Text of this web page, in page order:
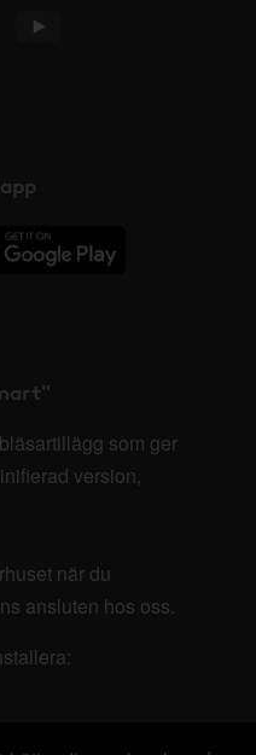
som ger
version,
när du
ansluten hos oss.